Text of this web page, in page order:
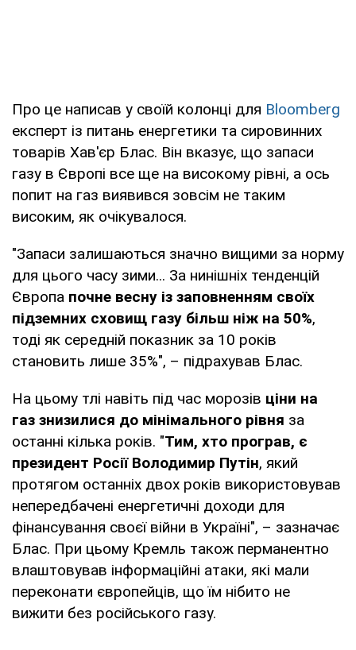
Про це написав у своїй колонці для Bloomberg
експерт із питань енергетики та сировинних
товарів Хав'єр Блас. Він вказує, що запаси
газу в Європі все ще на високому рівні, а ось
попит на газ виявився зовсім не таким
високим, як очікувалося.
"Запаси залишаються значно вищими за норму
для цього часу зими... За нинішніх тенденцій
Європа почне весну із заповненням своїх
підземних сховищ газу більш ніж на 50%,
тоді як середній показник за 10 років
становить лише 35%", – підрахував Блас.
На цьому тлі навіть під час морозів ціни на
газ знизилися до мінімального рівня за
останні кілька років. "Тим, хто програв, є
президент Росії Володимир Путін, який
протягом останніх двох років використовував
непередбачені енергетичні доходи для
фінансування своєї війни в Україні", – зазначає
Блас. При цьому Кремль також перманентно
влаштовував інформаційні атаки, які мали
переконати європейців, що їм нібито не
вижити без російського газу.